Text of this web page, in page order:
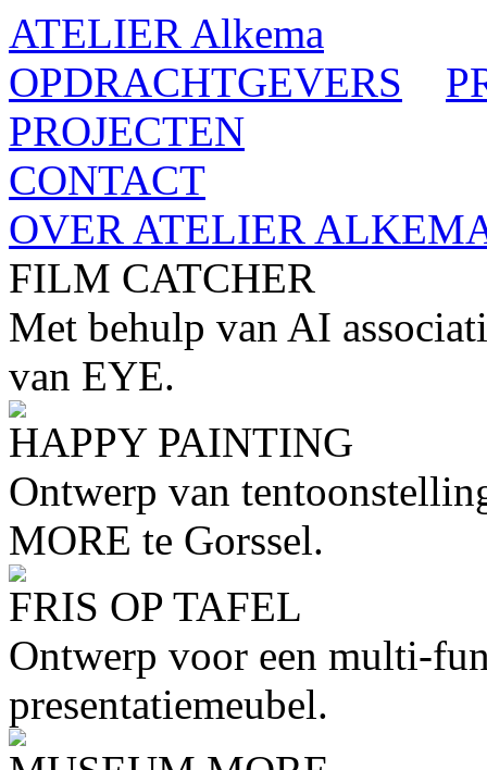
ATELIER Alkema
OPDRACHTGEVERS
PROJECTEN
CONTACT
OVER ATELIER
FILM CATCHER
Met behulp van AI
van EYE.
HAPPY PAINTING
Ontwerp van
MORE te Gorssel.
FRIS OP TAFEL
Ontwerp voor een multi-
presentatiemeubel.